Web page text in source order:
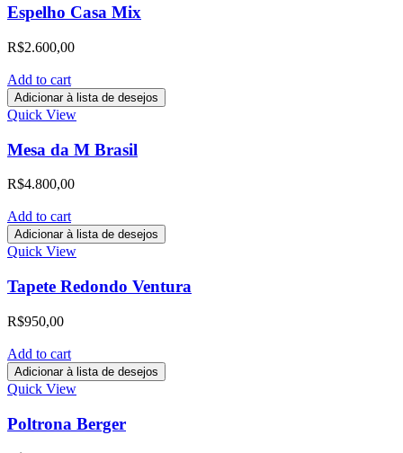
Espelho Casa Mix
R$2.600,00
Add to cart
Adicionar à lista de desejos
Quick View
Mesa da M Brasil
R$4.800,00
Add to cart
Adicionar à lista de desejos
Quick View
Tapete Redondo Ventura
R$950,00
Add to cart
Adicionar à lista de desejos
Quick View
Poltrona Berger